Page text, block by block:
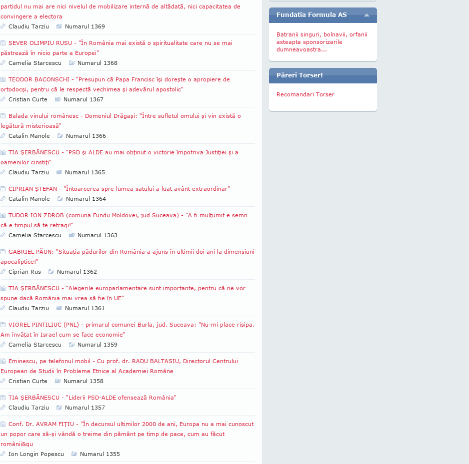
partidul nu mai are nici nivelul de mobilizare internă de altădată, nici capacitatea de
convingere a electora
Claudiu Tarziu
Numarul 1369
SEVER OLIMPIU RUSU - "În România mai există o spiritualitate care nu se mai
păstrează în nicio parte a Europei"
Camelia Starcescu
Numarul 1368
TEODOR BACONSCHI - "Presupun că Papa Francisc îşi doreşte o apropiere de
ortodocşi, pentru că le respectă vechimea şi adevărul apostolic"
Cristian Curte
Numarul 1367
Balada vinului românesc - Domeniul Drăgaşi: "Între sufletul omului şi vin există o
legătură misterioasă"
Catalin Manole
Numarul 1366
TIA ŞERBĂNESCU - "PSD şi ALDE au mai obţinut o victorie împotriva Justiţiei şi a
oamenilor cinstiţi"
Claudiu Tarziu
Numarul 1365
CIPRIAN ŞTEFAN - "Întoarcerea spre lumea satului a luat avânt extraordinar"
Catalin Manole
Numarul 1364
TUDOR ION ZDROB (comuna Fundu Moldovei, jud Suceava) - "A fi mulţumit e semn
că e timpul să te retragi!"
Camelia Starcescu
Numarul 1363
GABRIEL PĂUN: "Situaţia pădurilor din România a ajuns în ultimii doi ani la dimensiuni
apocaliptice!"
Ciprian Rus
Numarul 1362
TIA ŞERBĂNESCU - "Alegerile europarlamentare sunt importante, pentru că ne vor
spune dacă România mai vrea să fie în UE"
Claudiu Tarziu
Numarul 1361
VIOREL PINTILIUC (PNL) - primarul comunei Burla, jud. Suceava: "Nu-mi place risipa.
Am învăţat în Israel cum se face economie"
Camelia Starcescu
Numarul 1359
Eminescu, pe telefonul mobil - Cu prof. dr. RADU BALTASIU, Directorul Centrului
European de Studii în Probleme Etnice al Academiei Române
Cristian Curte
Numarul 1358
TIA ŞERBĂNESCU - "Liderii PSD-ALDE ofensează România"
Claudiu Tarziu
Numarul 1357
Conf. Dr. AVRAM FIŢIU - "În decursul ultimilor 2000 de ani, Europa nu a mai cunoscut
un popor care să-şi vândă o treime din pământ pe timp de pace, cum au făcut
românii&qu
Ion Longin Popescu
Numarul 1355
Fundatia Formula AS
Batranii singuri, bolnavii, orfanii
asteapta sponsorizarile
dumneavoastra...
Păreri Torser!
Recomandari Torser